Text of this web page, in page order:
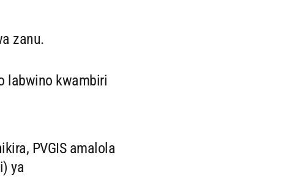
zanu.
labwino kwambiri
PVGIS amalola
ya